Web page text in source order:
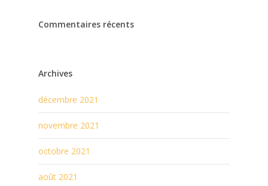
Commentaires récents
Archives
décembre 2021
novembre 2021
octobre 2021
août 2021